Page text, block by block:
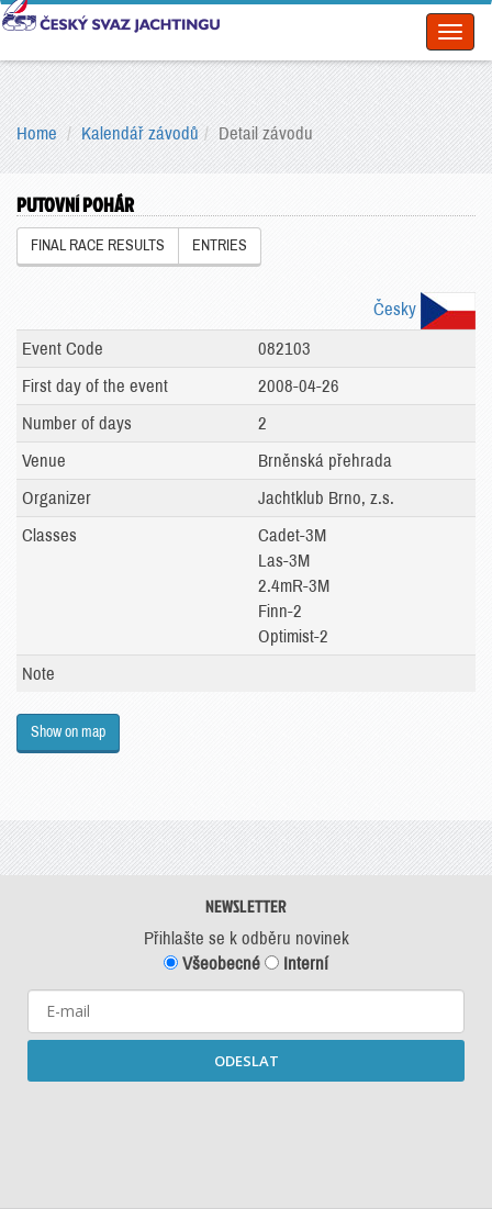
Home Kalendář závodů Detail závodu
PUTOVNÍ POHÁR
FINAL RACE RESULTS ENTRIES
Česky
Event Code
082103
First day of the event
2008-04-26
Number of days
2
Venue
Brněnská přehrada
Organizer
Jachtklub Brno, z.s.
Classes
Cadet-3M
Las-3M
2.4mR-3M
Finn-2
Optimist-2
Note
Show on map
NEWSLETTER
Přihlašte se k odběru novinek
Všeobecné
Interní
ODESLAT